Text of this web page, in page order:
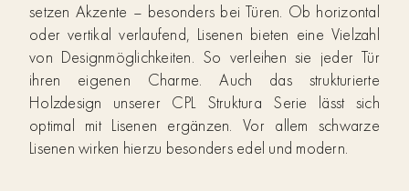
setzen Akzente – besonders bei Türen. Ob horizontal
oder vertikal verlaufend, Lisenen bieten eine Vielzahl
von Designmöglichkeiten. So verleihen sie jeder Tür
ihren eigenen Charme. Auch das strukturierte
Holzdesign unserer CPL Struktura Serie lässt sich
optimal mit Lisenen ergänzen. Vor allem schwarze
Lisenen wirken hierzu besonders edel und modern.